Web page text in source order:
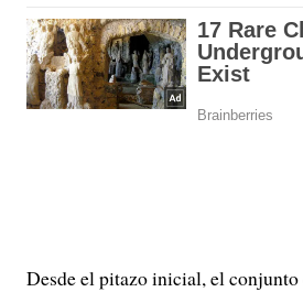
Desde el pitazo inicial, el